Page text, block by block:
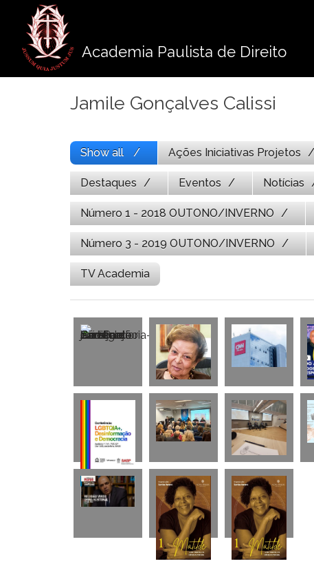
conteúdo
Academia Paulista de Direito
Jamile Gonçalves Calissi
Show all Ações Iniciativas Projetos
Destaques Eventos Notícias
Número 1 - 2018 OUTONO/INVERNO
Número 3 - 2019 OUTONO/INVERNO
TV Academia